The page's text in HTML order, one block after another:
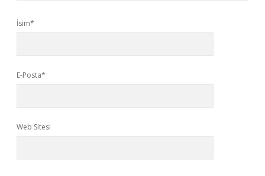
İsim*
E-Posta*
Web Sitesi